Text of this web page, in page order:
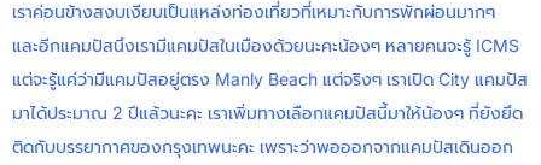
เราค่อนข้างสงบเงียบเป็นแหล่งท่องเที่ยวที่เหมาะกับการพักผ่อนมากๆ
และอีกแคมปัสนึงเรามีแคมปัสในเมืองด้วยนะคะน้องๆ หลายคนจะรู้ ICMS
แต่จะรู้แค่ว่ามีแคมปัสอยู่ตรง Manly Beach แต่จริงๆ เราเปิด City แคมปัส
มาได้ประมาณ 2 ปีแล้วนะคะ เราเพิ่มทางเลือกแคมปัสนี้มาให้น้องๆ ที่ยังยึด
ติดกับบรรยากาศของกรุงเทพนะคะ เพราะว่าพอออกจากแคมปัสเดินออก